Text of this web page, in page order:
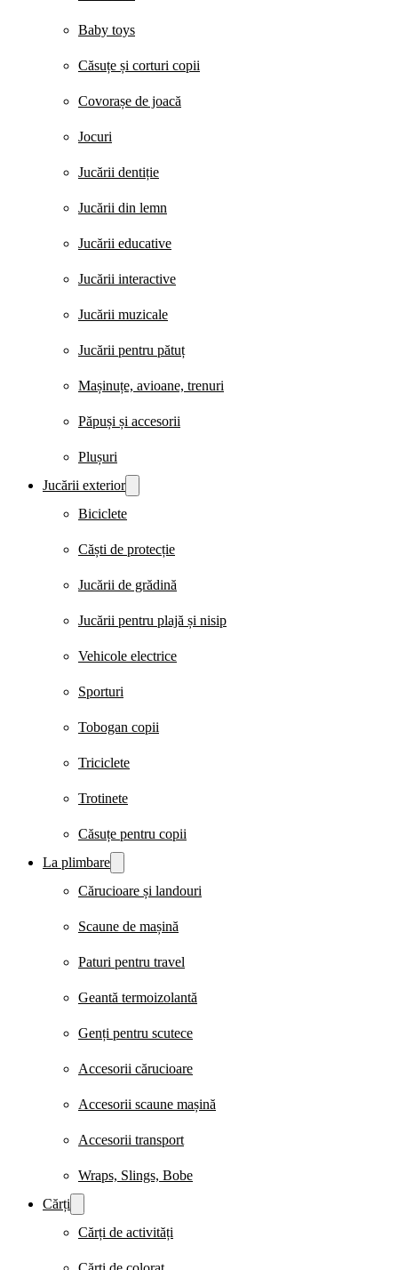
Baby toys
Căsuțe și corturi copii
Covorașe de joacă
Jocuri
Jucării dentiție
Jucării din lemn
Jucării educative
Jucării interactive
Jucării muzicale
Jucării pentru pătuț
Mașinuțe, avioane, trenuri
Păpuși și accesorii
Plușuri
Jucării exterior
Biciclete
Căști de protecție
Jucării de grădină
Jucării pentru plajă și nisip
Vehicole electrice
Sporturi
Tobogan copii
Triciclete
Trotinete
Căsuțe pentru copii
La plimbare
Cărucioare și landouri
Scaune de mașină
Paturi pentru travel
Geantă termoizolantă
Genți pentru scutece
Accesorii cărucioare
Accesorii scaune mașină
Accesorii transport
Wraps, Slings, Bobe
Cărți
Cărți de activități